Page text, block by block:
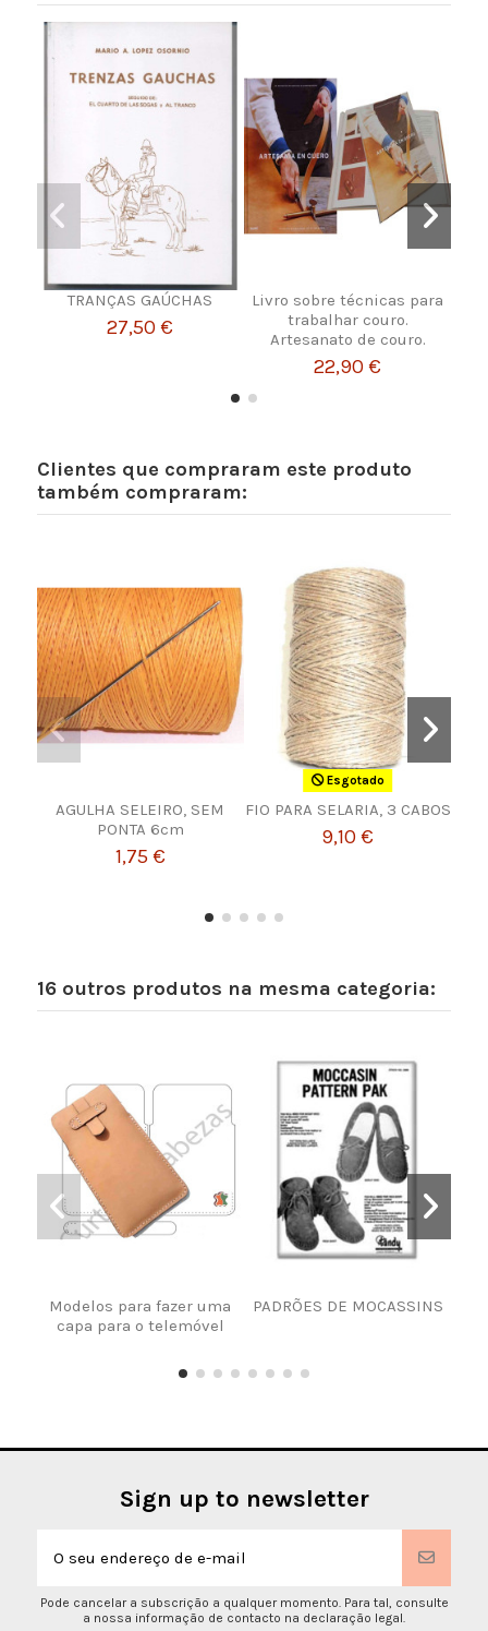
TRANÇAS GAÚCHAS
27,50 €
Livro sobre técnicas para
trabalhar couro.
Artesanato de couro.
22,90 €
Clientes que compraram este produto
também compraram:
AGULHA SELEIRO, SEM
PONTA 6cm
1,75 €
Esgotado
FIO PARA SELARIA, 3 CABOS
9,10 €
16 outros produtos na mesma categoria:
Modelos para fazer uma
capa para o telemóvel
PADRÕES DE MOCASSINS
Sign up to newsletter
Pode cancelar a subscrição a qualquer momento. Para tal, consulte
a nossa informação de contacto na declaração legal.